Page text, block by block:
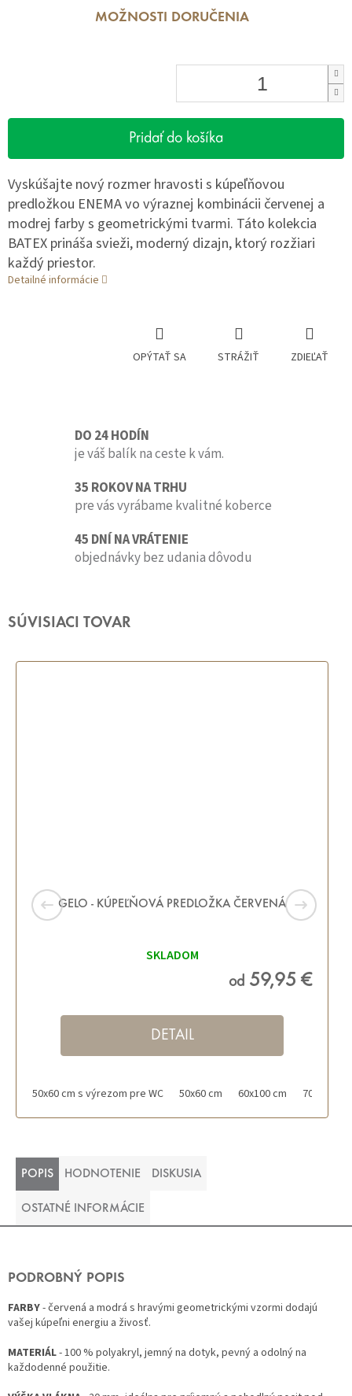
MOŽNOSTI DORUČENIA
Pridať do košíka
Vyskúšajte nový rozmer hravosti s kúpeľňovou
predložkou ENEMA vo výraznej kombinácii červenej a
modrej farby s geometrickými tvarmi. Táto kolekcia
BATEX prináša svieži, moderný dizajn, ktorý rozžiari
každý priestor.
Detailné informácie
OPÝTAŤ SA STRÁŽIŤ ZDIEĽAŤ
DO 24 HODÍN
je váš balík na ceste k vám.
35 ROKOV NA TRHU
pre vás vyrábame kvalitné koberce
45 DNÍ NA VRÁTENIE
objednávky bez udania dôvodu
SÚVISIACI TOVAR
GELO - KÚPEĽŇOVÁ PREDLOŽKA ČERVENÁ
SKLADOM
od 59,95 €
DETAIL
50x60 cm s výrezom pre WC 50x60 cm 60x100 cm 70x120 cm
POPIS HODNOTENIE DISKUSIA
OSTATNÉ INFORMÁCIE
PODROBNÝ POPIS
FARBY- červená a modrá s hravými geometrickými vzormi dodajú
vašej kúpeľni energiu a živosť.
MATERIÁL- 100 % polyakryl, jemný na dotyk, pevný a odolný na
každodenné použitie.